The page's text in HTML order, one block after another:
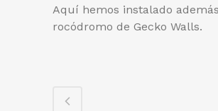
Aquí hemos instalado
rocódromo de Gecko Walls.